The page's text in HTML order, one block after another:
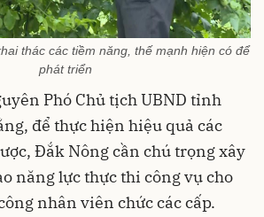
thác các tiềm năng, thế mạnh hiện có để
phát triển
Phó Chủ tịch UBND tỉnh
để thực hiện hiệu quả các
Đắk Nông cần chú trọng xây
năng lực thực thi công vụ cho
nhân viên chức các cấp.